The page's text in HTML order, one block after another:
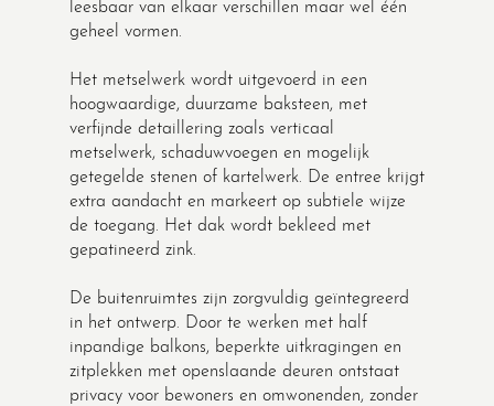
leesbaar van elkaar verschillen maar wel één
geheel vormen.
Het metselwerk wordt uitgevoerd in een
hoogwaardige, duurzame baksteen, met
verfijnde detaillering zoals verticaal
metselwerk, schaduwvoegen en mogelijk
getegelde stenen of kartelwerk. De entree krijgt
extra aandacht en markeert op subtiele wijze
de toegang. Het dak wordt bekleed met
gepatineerd zink.
De buitenruimtes zijn zorgvuldig geïntegreerd
in het ontwerp. Door te werken met half
inpandige balkons, beperkte uitkragingen en
zitplekken met openslaande deuren ontstaat
privacy voor bewoners en omwonenden, zonder